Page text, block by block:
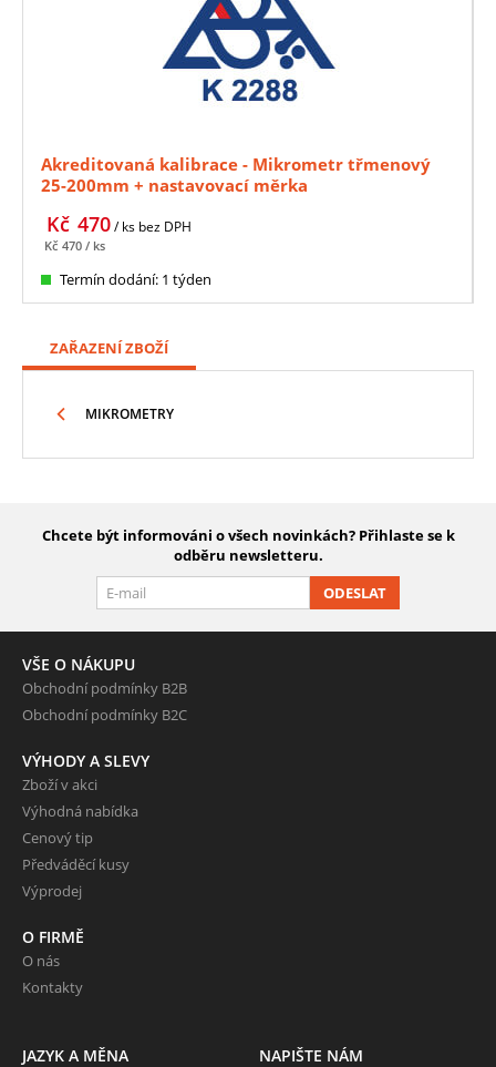
Akreditovaná kalibrace - Mikrometr třmenový
25-200mm + nastavovací měrka
470
Kč / ks bez DPH
470
Kč / ks
Termín dodání: 1 týden
ZAŘAZENÍ ZBOŽÍ
MIKROMETRY
Chcete být informováni o všech novinkách? Přihlaste se k
odběru newsletteru.
ODESLAT
VŠE O NÁKUPU
Obchodní podmínky B2B
Obchodní podmínky B2C
VÝHODY A SLEVY
Zboží v akci
Výhodná nabídka
Cenový tip
Předváděcí kusy
Výprodej
O FIRMĚ
O nás
Kontakty
JAZYK A MĚNA NAPIŠTE NÁM